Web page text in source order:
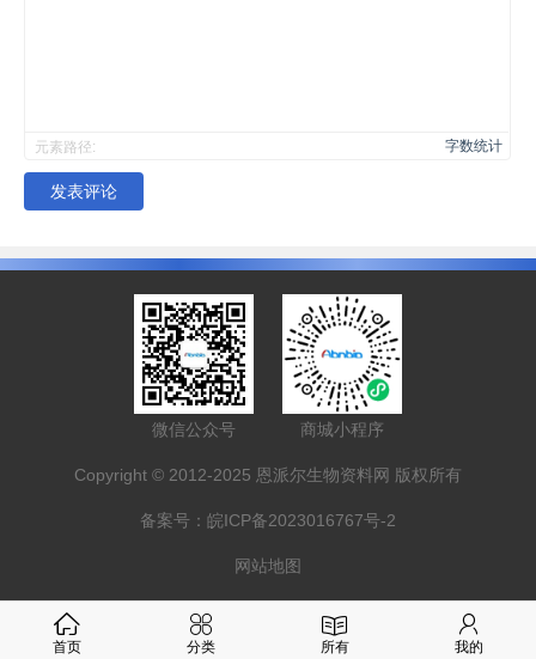
元素路径: 字数统计
发表评论
微信公众号 商城小程序
Copyright © 2012-2025 恩派尔生物资料网 版权所有
备案号： 皖ICP备2023016767号-2
网站地图
首页 分类 所有 我的